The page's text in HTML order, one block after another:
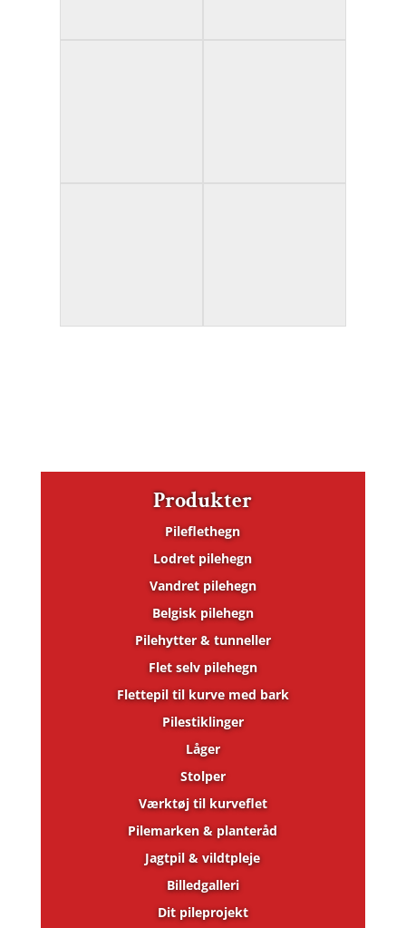
Produkter
Pileflethegn
Lodret pilehegn
Vandret pilehegn
Belgisk pilehegn
Pilehytter & tunneller
Flet selv pilehegn
Flettepil til kurve med bark
Pilestiklinger
Låger
Stolper
Værktøj til kurveflet
Pilemarken & planteråd
Jagtpil & vildtpleje
Billedgalleri
Dit pileprojekt